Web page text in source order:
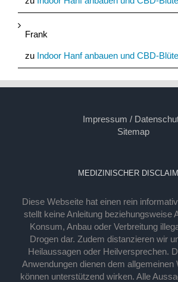
Frank
zu Indoor Hanf anbauen und CBD-
Impressum /
Sitemap
MEDIZINISCHER
Diese Webseite hat einen rein
stellt keine Anleitung beziehungsweise
Konsum, Anbau oder Verbreitung
Drogen dar. Zudem distanzieren wir
Heilaussagen oder Heilversprechen.
Anwendungen dienen dem allgemeinen
können unterstützend wirken. Alle